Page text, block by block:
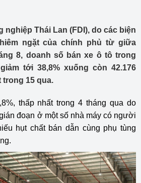
nghiệp Thái Lan (FDI), do các biện
ngặt của chính phủ từ giữa
8, doanh số bán xe ô tô trong
tới 38,8% xuống còn 42.176
trong 15 qua.
thấp nhất trong 4 tháng qua do
đoạn ở một số nhà máy có người
hụt chất bán dẫn cùng phụ tùng